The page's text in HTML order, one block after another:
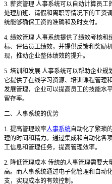
3. 薪资管理 人事系统可以自动计算员
处理加班、请假和离职等情况下的工资
统能够确保工资的准确和及时支付。
4. 绩效管理 人事系统提供了绩效考核和
标、评估员工绩效，并提供反馈和奖励
现，推动企业整体绩效的提升。
5. 培训和发展 人事系统可以帮助企业规
它提供了在线学习资源、培训课程管理
发展管理，企业可以提高员工的技能水
留存率。
二、人事系统的优势
1. 提高管理效率人事系统自动化了繁琐
理的时间和精力。通过集成和自动化各
工信息和管理任务，提高管理效率。
2. 降低管理成本 传统的人事管理需要
高。而人事系统通过电子化管理和自动
支，实现成本的有效控制。